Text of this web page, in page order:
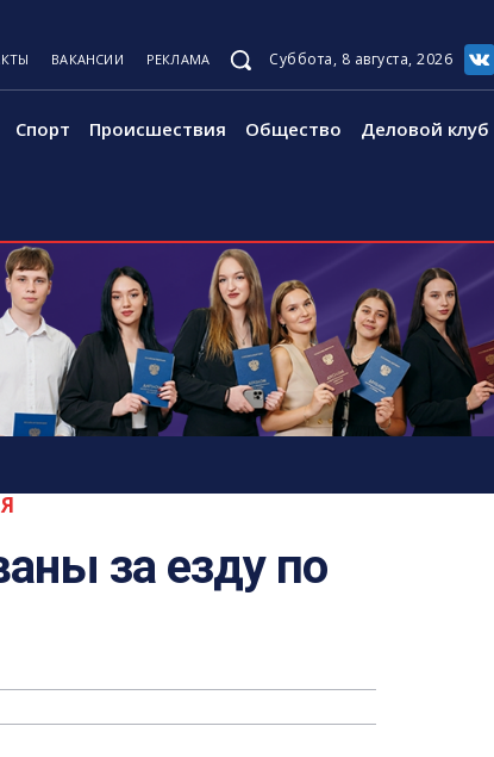
ВАКАНСИИ РЕКЛАМА Суббота, 8 августа, 2026
Спорт Происшествия Общество Деловой клуб
за езду по